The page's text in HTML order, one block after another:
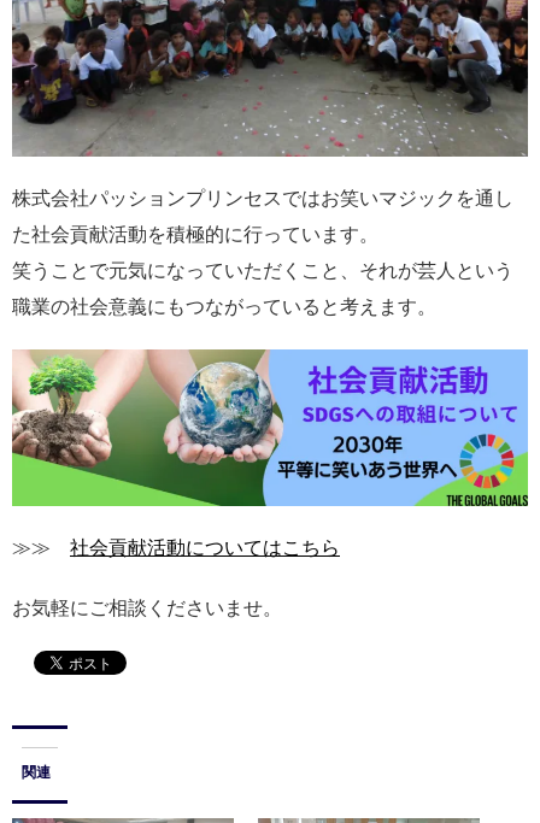
株式会社パッションプリンセスではお笑いマジックを通し
た社会貢献活動を積極的に行っています。
笑うことで元気になっていただくこと、それが芸人という
職業の社会意義にもつながっていると考えます。
≫≫ 社会貢献活動についてはこちら
お気軽にご相談くださいませ。
関連